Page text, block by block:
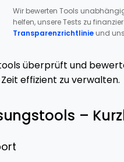
Wir bewerten Tools
helfen, unsere Tests zu
Transparenzrichtlinieund
überprüft und
effizient zu verwalten.
–